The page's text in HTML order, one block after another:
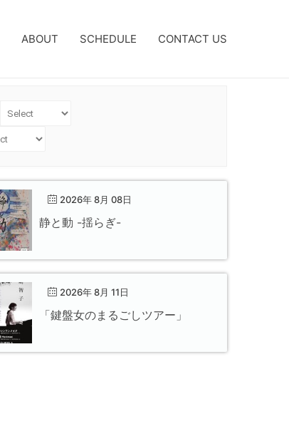
ABOUT SCHEDULE CONTACT US
2026年 8月 08日
静と動 -揺らぎ-
2026年 8月 11日
「鍵盤女のまるごしツアー」